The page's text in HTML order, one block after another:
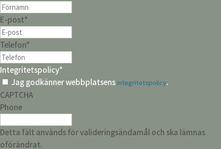
E-post*
Telefon*
Integritetspolicy*
Jag godkänner webbplatsensintegritetspolicy.
CAPTCHA
Phone
Detta fält används för valideringsändamål och ska lämnas
oförändrat.